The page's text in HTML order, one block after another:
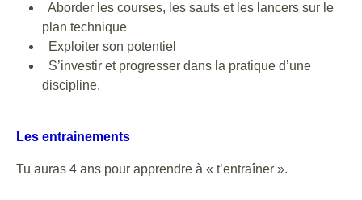
Aborder les courses, les sauts et les lancers sur le
plan technique
Exploiter son potentiel
S’investir et progresser dans la pratique d’une
discipline.
Les entrainements
Tu auras 4 ans pour apprendre à « t’entraîner ».